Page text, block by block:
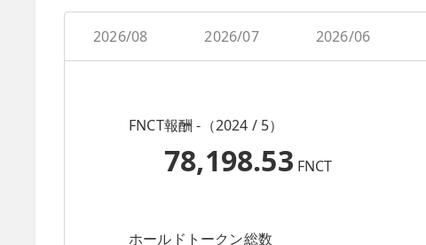
2026/08 2026/07 2026/06
FNCT報酬 -（2024 / 5）
78,198.53 FNCT
ホールドトークン総数